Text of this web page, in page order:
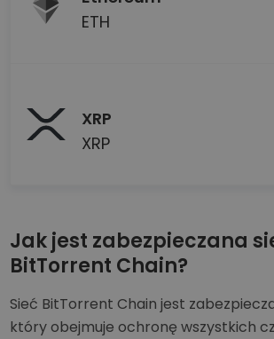
ETH
XRP
XRP
Jak jest zabezpieczana
BitTorrent Chain?
Sieć BitTorrent Chain jest
który obejmuje ochronę wszystkich